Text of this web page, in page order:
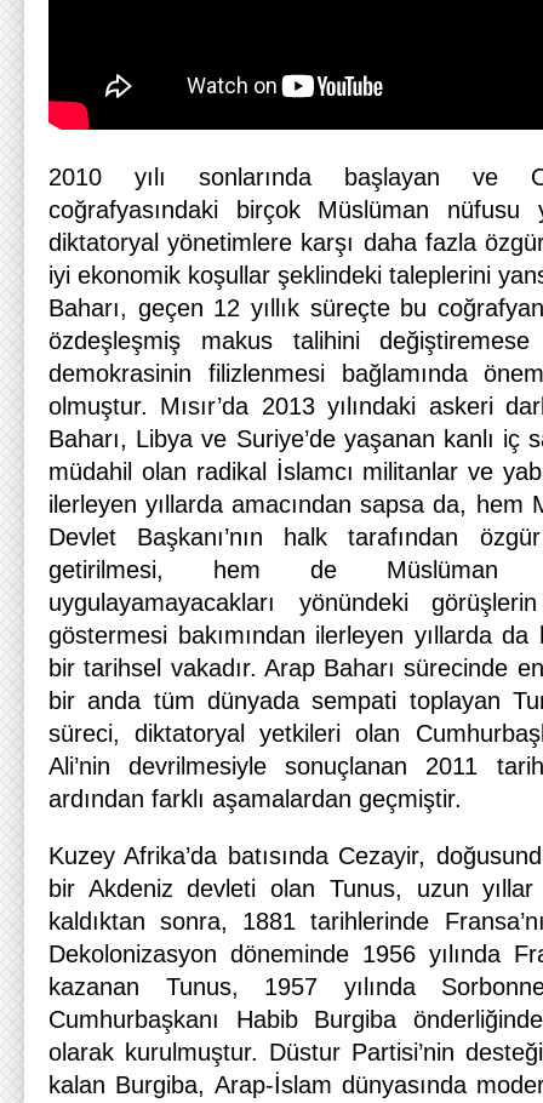
2010 yılı sonlarında başlayan ve
coğrafyasındaki birçok Müslüman nüfusu
diktatoryal yönetimlere karşı daha fazla
iyi ekonomik koşullar şeklindeki taleplerini
Baharı, geçen 12 yıllık süreçte bu
özdeşleşmiş makus talihini
demokrasinin filizlenmesi bağlamında
olmuştur. Mısır’da 2013 yılındaki askeri
Baharı, Libya ve Suriye’de yaşanan kanlı iç
müdahil olan radikal İslamcı militanlar ve
ilerleyen yıllarda amacından sapsa da, hem
Devlet Başkanı’nın halk tarafından
getirilmesi, hem de Müslüman
uygulayamayacakları yönündeki
göstermesi bakımından ilerleyen yıllarda
bir tarihsel vakadır. Arap Baharı sürecinde
bir anda tüm dünyada sempati toplayan
süreci, diktatoryal yetkileri olan
Ali’nin devrilmesiyle sonuçlanan 2011
ardından farklı aşamalardan geçmiştir.
Kuzey Afrika’da batısında Cezayir,
bir Akdeniz devleti olan Tunus, uzun yıllar
kaldıktan sonra, 1881 tarihlerinde
Dekolonizasyon döneminde 1956 yılında
kazanan Tunus, 1957 yılında
Cumhurbaşkanı Habib Burgiba
olarak kurulmuştur. Düstur Partisi’nin
kalan Burgiba, Arap-İslam dünyasında